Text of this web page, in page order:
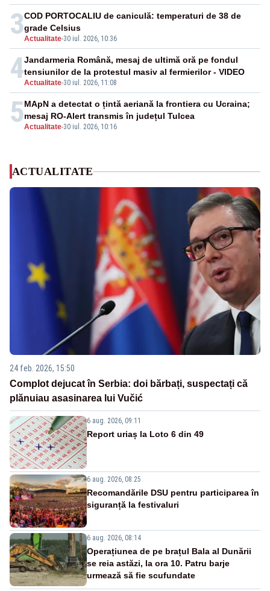
3Actualitate-30 iul. 2026, 10:36
COD PORTOCALIU de caniculă: temperaturi de 38 de
grade Celsius
4Actualitate-30 iul. 2026, 11:08
Jandarmeria Română, mesaj de ultimă oră pe fondul
tensiunilor de la protestul masiv al fermierilor - VIDEO
5Actualitate-30 iul. 2026, 10:16
MApN a detectat o țintă aeriană la frontiera cu Ucraina;
mesaj RO-Alert transmis în județul Tulcea
ACTUALITATE
24 feb. 2026, 15:50
Complot dejucat în Serbia: doi bărbați, suspectați că
plănuiau asasinarea lui Vučić
6 aug. 2026, 09:11
Report uriaș la Loto 6 din 49
6 aug. 2026, 08:25
Recomandările DSU pentru participarea în
siguranță la festivaluri
6 aug. 2026, 08:14
Operațiunea de pe brațul Bala al Dunării
se reia astăzi, la ora 10. Patru barje
urmează să fie scufundate